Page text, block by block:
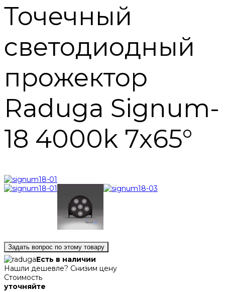
Точечный
светодиодный
прожектор
Raduga Signum-
18 4000k 7x65°
Задать вопрос по этому товару
Есть в наличии
Нашли дешевле? Снизим цену
Стоимость
уточняйте